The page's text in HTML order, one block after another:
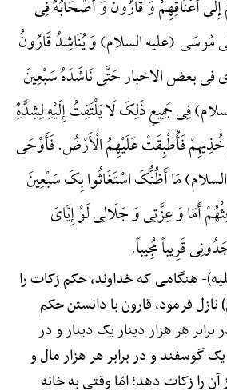
أَعْنَاقِهِمْ وَ قَارُونُ وَ أَصْحَابُهُ فِی
(علیه السلام) وَ یُنَاشِدُ قَارُونُ
فی بعض الاخبار حَتَّی نَاشَدَهُ سَبْعِینَ
فِی جَمِیعِ ذَلِکَ لَا یَلْتَفِتُ إِلَیْهِ لِشِدَّهًِْ
فَأُطْبِقَتْ عَلَیْهِمُ الْأَرْضُ. فَأَوْحَی
مَا أَظُنُّکَ اسْتَغَاثُوا بِکَ سَبْعِینَ
أَمَا وَ عِزَّتِی وَ جَلَالِی لَوْ إِیَّایَ
قَرِیباً مُجِیباً.
هنگامی که خداوند، حکم زکات را
فرمود، قارون با دانستن حکم
هر هزار دینار یک دینار و در
گوسفند و در برابر هر هزار مال و
را زکات دهد؛ امّا وقتی به خانه